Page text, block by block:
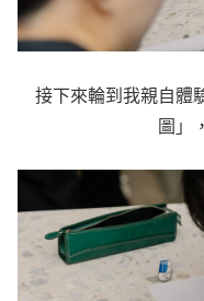
接下來輪到我親自體
圖」